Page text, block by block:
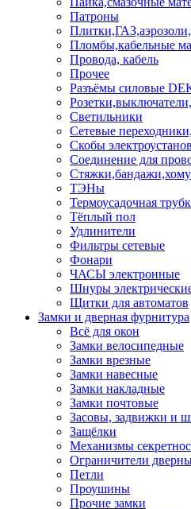
Патроны
Пломбы,кабельные
Провода, кабель
Прочее
Разъёмы силовые
Светильники
Сетевые
Скобы
Соединение для
ТЭНы
Термоусадочная
Тёплый пол
Удлинители
Фильтры сетевые
Фонари
ЧАСЫ электронные
Шнуры
Щитки для автоматов
Замки и дверная фурнитура
Всё для окон
Замки велосипедные
Замки врезные
Замки навесные
Замки накладные
Замки почтовые
Засовы, задвижки и
Защёлки
Механизмы
Ограничители
Петли
Проушины
Прочие замки